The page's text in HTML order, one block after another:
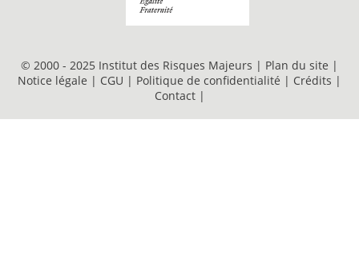
© 2000 - 2025 Institut des Risques Majeurs | Plan du site |
Notice légale | CGU | Politique de confidentialité | Crédits |
Contact |